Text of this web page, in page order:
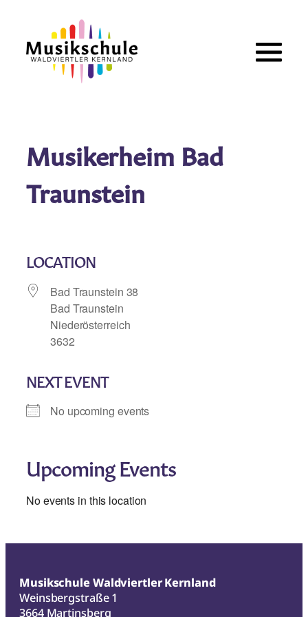
springen
Musikerheim Bad
Traunstein
LOCATION
Bad Traunstein 38
Bad Traunstein
Niederösterreich
3632
NEXT EVENT
No upcoming events
Upcoming Events
No events in this location
Musikschule Waldviertler Kernland
Weinsbergstraße 1
3664 Martinsberg